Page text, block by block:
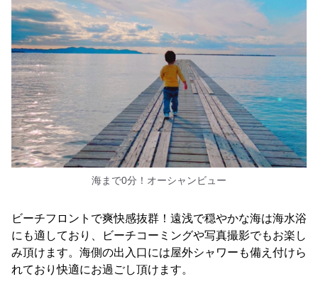
海まで0分！オーシャンビュー
ビーチフロントで爽快感抜群！遠浅で穏やかな海は海水浴
にも適しており、ビーチコーミングや写真撮影でもお楽し
み頂けます。海側の出入口には屋外シャワーも備え付けら
れており快適にお過ごし頂けます。